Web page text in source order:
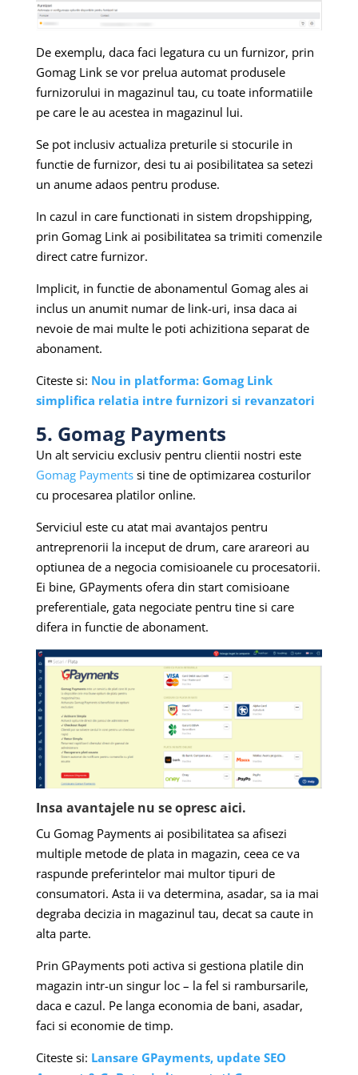
De exemplu, daca faci legatura cu un furnizor, prin
Gomag Link se vor prelua automat produsele
furnizorului in magazinul tau, cu toate informatiile
pe care le au acestea in magazinul lui.
Se pot inclusiv actualiza preturile si stocurile in
functie de furnizor, desi tu ai posibilitatea sa setezi
un anume adaos pentru produse.
In cazul in care functionati in sistem dropshipping,
prin Gomag Link ai posibilitatea sa trimiti comenzile
direct catre furnizor.
Implicit, in functie de abonamentul Gomag ales ai
inclus un anumit numar de link-uri, insa daca ai
nevoie de mai multe le poti achizitiona separat de
abonament.
Citeste si: Nou in platforma: Gomag Link
simplifica relatia intre furnizori si revanzatori
5. Gomag Payments
Un alt serviciu exclusiv pentru clientii nostri este
Gomag Paymentssi tine de optimizarea costurilor
cu procesarea platilor online.
Serviciul este cu atat mai avantajos pentru
antreprenorii la inceput de drum, care arareori au
optiunea de a negocia comisioanele cu procesatorii.
Ei bine, GPayments ofera din start comisioane
preferentiale, gata negociate pentru tine si care
difera in functie de abonament.
Insa avantajele nu se opresc aici.
Cu Gomag Payments ai posibilitatea sa afisezi
multiple metode de plata in magazin, ceea ce va
raspunde preferintelor mai multor tipuri de
consumatori. Asta ii va determina, asadar, sa ia mai
degraba decizia in magazinul tau, decat sa caute in
alta parte.
Prin GPayments poti activa si gestiona platile din
magazin intr-un singur loc – la fel si rambursarile,
daca e cazul. Pe langa economia de bani, asadar,
faci si economie de timp.
Citeste si: Lansare GPayments, update SEO